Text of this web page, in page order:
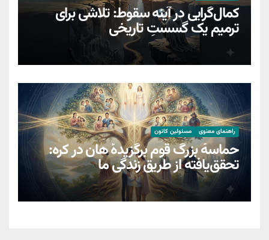
کمال‌گرایی در آینه سقوط: تلاشی برای
ترمیمِ یک گسستِ تاریخی
راهنمای معنوی مسئولین کانون
حماسهٔ بزرگ قوم برگزیدهٔ هان در کره:
تحقق‌یافته از طریق زندگیِ ما